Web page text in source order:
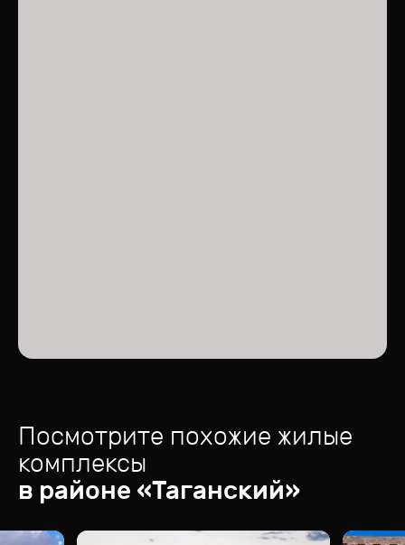
Посмотрите похожие жилые
комплексы
в районе «Таганский»